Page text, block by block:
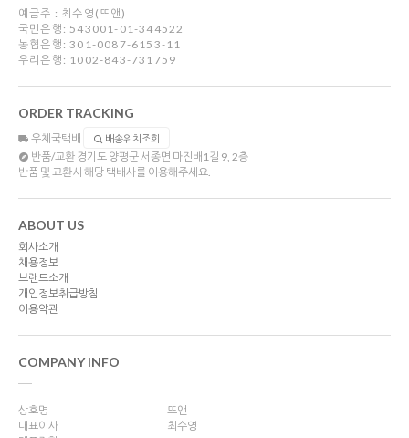
예금주 : 최수영(뜨앤)
국민은행: 543001-01-344522
농협은행: 301-0087-6153-11
우리은행: 1002-843-731759
ORDER TRACKING
우체국택배 배송위치조회
반품/교환 경기도 양평군 서종면 마진배1길 9, 2층
반품 및 교환시 해당 택배사를 이용해주세요.
ABOUT US
회사소개
채용정보
브랜드소개
개인정보취급방침
이용약관
COMPANY INFO
상호명
뜨앤
대표이사
최수영